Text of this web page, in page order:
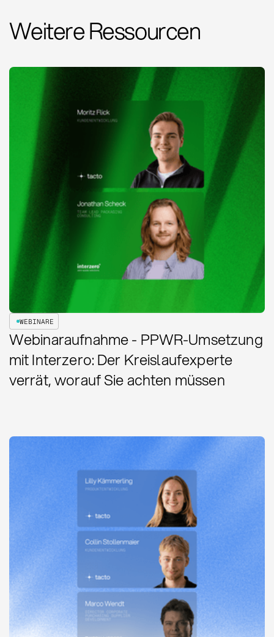
Weitere Ressourcen
WEBINARE
Webinaraufnahme - PPWR-Umsetzung
mit Interzero: Der Kreislaufexperte
verrät, worauf Sie achten müssen